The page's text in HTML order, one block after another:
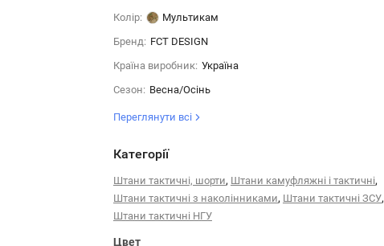
Колір:
Мультикам
Бренд: FCT DESIGN
Країна виробник: Україна
Сезон: Весна/Осінь
Переглянути всі
Категорії
Штани тактичні, шорти, Штани камуфляжні і тактичні,
Штани тактичні з наколінниками, Штани тактичні ЗСУ,
Штани тактичні НГУ
Цвет